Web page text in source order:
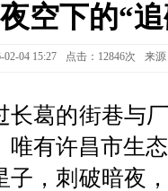
空下的“
04 15:27 点击：12846次
来
葛的街巷与厂
唯有许昌市生
子，刺破暗夜